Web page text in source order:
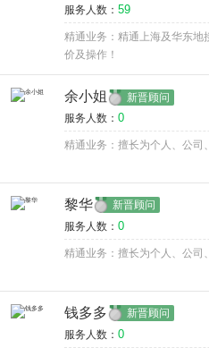
服务人数： 59
精通业务：精通上海及华东地
价及操作！
余小姐 新晋顾问
服务人数： 0
精通业务：擅长为个人、公司
黎华 新晋顾问
服务人数： 0
精通业务：擅长为个人、公司
钱多多 新晋顾问
服务人数： 0